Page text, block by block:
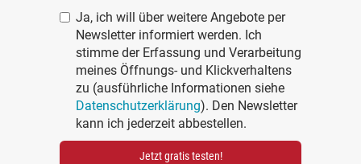
Ja, ich will über weitere Angebote per
Newsletter informiert werden. Ich
stimme der Erfassung und Verarbeitung
meines Öffnungs- und Klickverhaltens
zu (ausführliche Informationen siehe
Datenschutzerklärung). Den Newsletter
kann ich jederzeit abbestellen.
Jetzt gratis testen!